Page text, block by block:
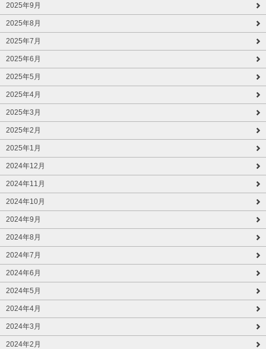
2025年9月
2025年8月
2025年7月
2025年6月
2025年5月
2025年4月
2025年3月
2025年2月
2025年1月
2024年12月
2024年11月
2024年10月
2024年9月
2024年8月
2024年7月
2024年6月
2024年5月
2024年4月
2024年3月
2024年2月